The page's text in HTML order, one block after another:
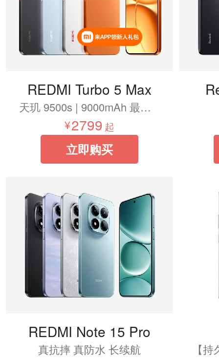
REDMI Turbo 5 Max
天玑 9500s | 9000mAh 最大小米电池 | 1.5K 超级阳光屏
2799 起
立即购买
REDMI Note 15 Pro
真抗摔 真防水 长续航